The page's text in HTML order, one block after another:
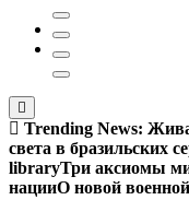
Trending News:
света в бразильских
libraryТри аксиомы
нацииО новой